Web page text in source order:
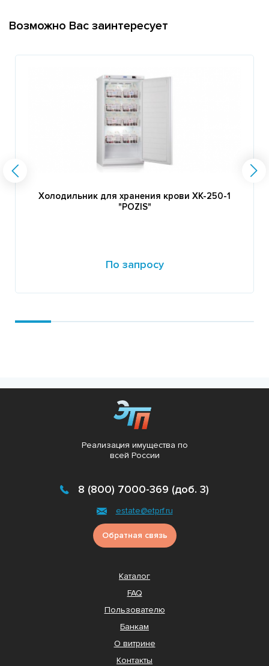
Возможно Вас заинтересует
Холодильник для хранения крови ХК-250-1
"POZIS"
По запросу
Реализация имущества по
всей России
8 (800) 7000-369 (доб. 3)
estate@etprf.ru
Обратная связь
Каталог
FAQ
Пользователю
Банкам
О витрине
Контакты